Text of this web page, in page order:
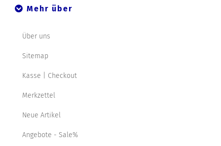
Mehr über
Über uns
Sitemap
Kasse | Checkout
Merkzettel
Neue Artikel
Angebote - Sale%